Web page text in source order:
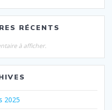
RÉCENTS
à afficher.
2025